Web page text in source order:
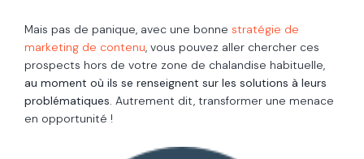
Mais pas de panique, avec une bonne stratégie de
marketing de contenu, vous pouvez aller chercher ces
prospects hors de votre zone de chalandise habituelle,
au moment où ils se renseignent sur les solutions à leurs
problématiques. Autrement dit, transformer une menace
en opportunité !